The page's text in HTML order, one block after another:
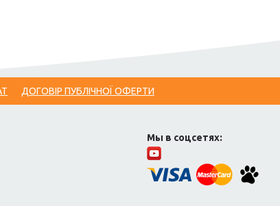
ДОГОВІР ПУБЛІЧНОЇ ОФЕРТИ
Мы в соцсетях: